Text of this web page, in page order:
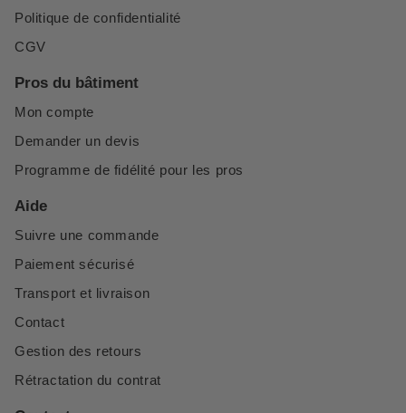
Politique de confidentialité
CGV
Pros du bâtiment
Mon compte
Demander un devis
Programme de fidélité pour les pros
Aide
Suivre une commande
Paiement sécurisé
Transport et livraison
Contact
Gestion des retours
Rétractation du contrat